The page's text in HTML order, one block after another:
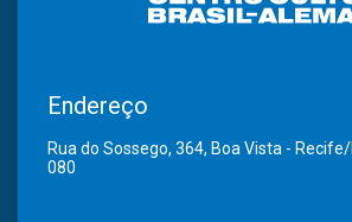
Endereço
Rua do Sossego, 364, Boa Vista -
080